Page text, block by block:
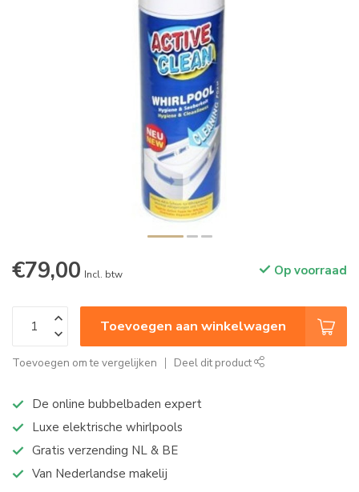
€79,00 Incl. btw Op voorraad
Toevoegen aan winkelwagen
Toevoegen om te vergelijken Deel dit product
De online bubbelbaden expert
Luxe elektrische whirlpools
Gratis verzending NL & BE
Van Nederlandse makelij